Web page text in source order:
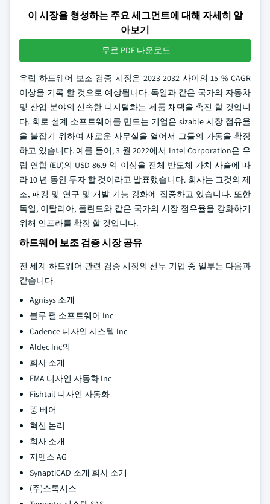
이 시장을 형성하는 주요 세그먼트에 대해 자세히 알
아보기
무료 PDF 다운로드
유럽 하드웨어 보조 검증 시장은 2023-2032 사이의 15 % CAGR
이상을 기록 할 것으로 예상됩니다. 독일과 같은 국가의 자동차
및 산업 분야의 신속한 디지털화는 제품 채택을 촉진 할 것입니
다. 회로 설계 소프트웨어를 만드는 기업은 sizable 시장 점유율
을 붙잡기 위하여 새로운 사무실을 열어서 그들의 가동을 확장
하고 있습니다. 예를 들어, 3 월 2022에서 Intel Corporation은 유
럽 연합 (EU)의 USD 86.9 억 이상을 전체 반도체 가치 사슬에 따
라 10 년 동안 투자 할 것이라고 발표했습니다. 회사는 그것의 제
조, 패킹 및 연구 및 개발 기능 강화에 집중하고 있습니다. 또한
독일, 이탈리아, 폴란드와 같은 국가의 시장 점유율을 강화하기
위해 인프라를 확장 할 것입니다.
하드웨어 보조 검증 시장 공유
전 세계 하드웨어 관련 검증 시장의 선두 기업 중 일부는 다음과
같습니다.
Agnisys 소개
블루 펄 소프트웨어 Inc
Cadence 디자인 시스템 Inc
Aldec Inc의
회사 소개
EMA 디자인 자동화 Inc
Fishtail 디자인 자동화
뚱 베어
혁신 논리
회사 소개
지멘스 AG
SynaptiCAD 소개 회사 소개
(주)스톡시스